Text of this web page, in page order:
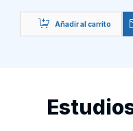
Añadir al carrito